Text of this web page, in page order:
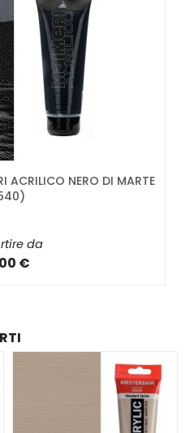
ACRILICO NERO DI MARTE
da
€